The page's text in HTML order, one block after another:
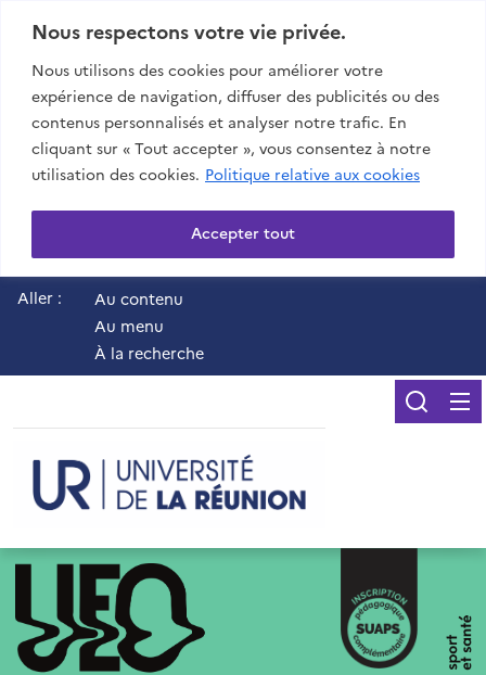
Nous respectons votre vie privée.
Nous utilisons des cookies pour améliorer votre
expérience de navigation, diffuser des publicités ou des
contenus personnalisés et analyser notre trafic. En
cliquant sur « Tout accepter », vous consentez à notre
utilisation des cookies. Politique relative aux cookies
Accepter tout
Aller :
Au contenu
Au menu
À la recherche